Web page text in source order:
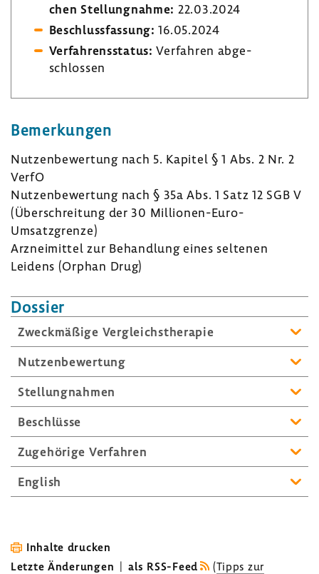
chen Stel­lung­nahme: 22.03.2024
Beschluss­fas­sung: 16.05.2024
Verfah­rens­status: Verfahren abge­
schlossen
Bemer­kungen
Nutzen­be­wer­tung nach 5. Kapitel § 1 Abs. 2 Nr. 2
VerfO
Nutzen­be­wer­tung nach § 35a Abs. 1 Satz 12 SGB V
(Über­schrei­tung der 30 Millionen-​Euro-
Umsatzgrenze)
Arznei­mittel zur Behand­lung eines seltenen
Leidens (Orphan Drug)
Dossier
Zweck­mä­ßige Vergleichs­the­rapie
Nutzen­be­wer­tung
Stel­lung­nahmen
Beschlüsse
Zuge­hö­rige Verfahren
English
Inhalte drucken
Letzte Änderungen | als RSS-Feed (Tipps zur